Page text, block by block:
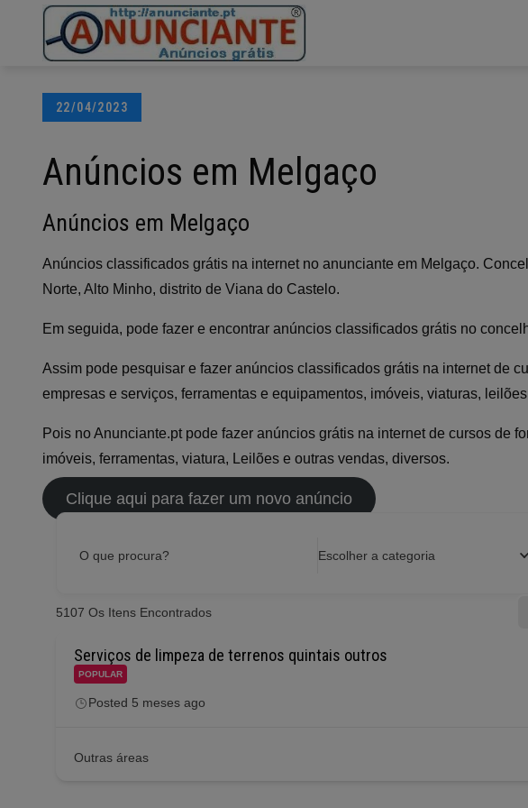
Posted
22/04/2023
Anúncios em Melgaço
Anúncios em Melgaço
Anúncios classificados grátis na internet no anunciante em Melgaço.
Norte, Alto Minho, distrito de Viana do Castelo.
Em seguida, pode fazer e encontrar anúncios classificados grátis no
Assim pode pesquisar e fazer anúncios classificados grátis na internet de
empresas e serviços, ferramentas e equipamentos, imóveis, viaturas,
Pois no Anunciante.pt pode fazer anúncios grátis na internet de cursos de
imóveis, ferramentas, viatura, Leilões e outras vendas, diversos.
Clique aqui para fazer um novo anúncio
O que procura? Escolher a categoria
5107 Os Itens Encontrados
Serviços de limpeza de terrenos quintais outros
POPULAR
Posted 5 meses ago
Outras áreas